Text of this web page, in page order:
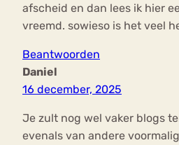
afscheid en dan lees ik hier
vreemd. sowieso is het veel
Beantwoorden
Daniel
16 december, 2025
Je zult nog wel vaker blogs
evenals van andere